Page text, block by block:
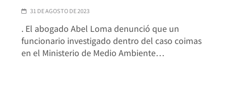
31 DE AGOSTO DE 2023
. El abogado Abel Loma denunció que un
funcionario investigado dentro del caso coimas
en el Ministerio de Medio Ambiente…